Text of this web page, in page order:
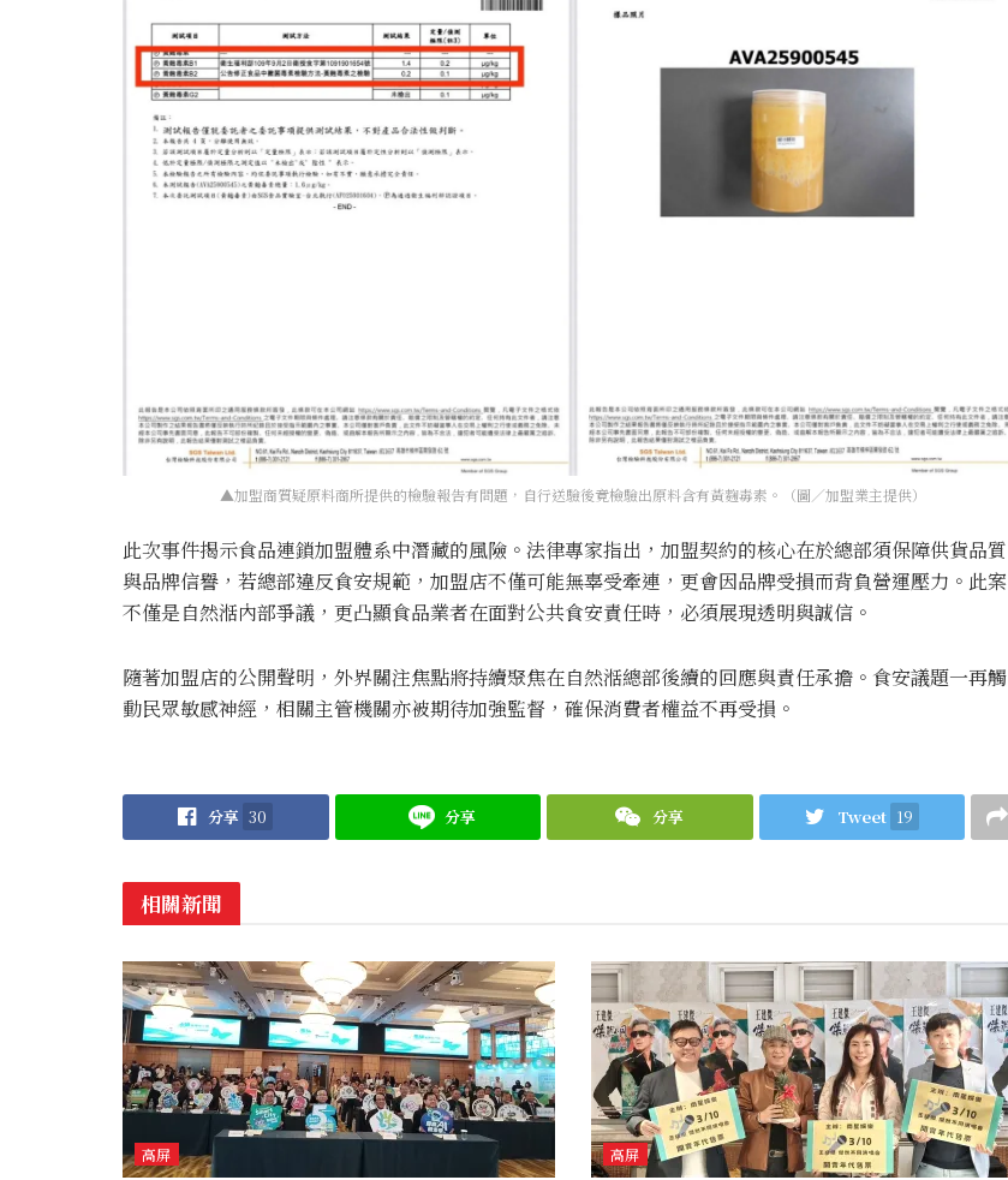
▲加盟商質疑原料商所提供的檢驗報告有問題，自行送驗後竟檢驗出原料含有黃麴毒素。（圖／加盟業主提供）
此次事件揭示食品連鎖加盟體系中潛藏的風險。法律專家指出，加盟契約的核心在於總部須保障供貨品質
與品牌信譽，若總部違反食安規範，加盟店不僅可能無辜受牽連，更會因品牌受損而背負營運壓力。此案
不僅是自然湉內部爭議，更凸顯食品業者在面對公共食安責任時，必須展現透明與誠信。
隨著加盟店的公開聲明，外界關注焦點將持續聚焦在自然湉總部後續的回應與責任承擔。食安議題一再觸
動民眾敏感神經，相關主管機關亦被期待加強監督，確保消費者權益不再受損。
分享 30 分享 分享 Tweet 19
相關新聞
高屏 高屏